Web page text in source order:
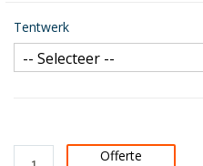
Tentwerk
Offerte